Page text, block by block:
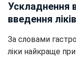
Ускладнення
введення ліків
За словами
ліки найкраще